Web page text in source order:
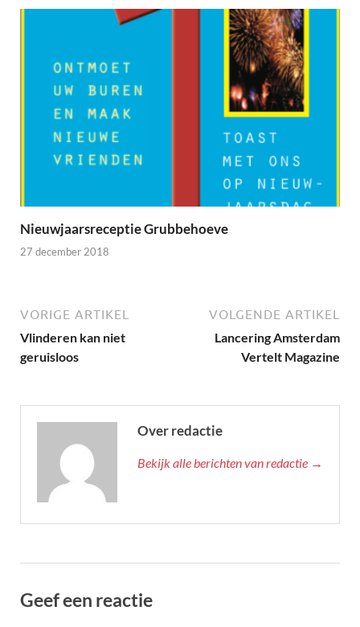
Nieuwjaarsreceptie Grubbehoeve
27 december 2018
VORIGE ARTIKEL
Vlinderen kan niet
geruisloos
VOLGENDE ARTIKEL
Lancering Amsterdam
Vertelt Magazine
Over redactie
Bekijk alle berichten van redactie →
Geef een reactie